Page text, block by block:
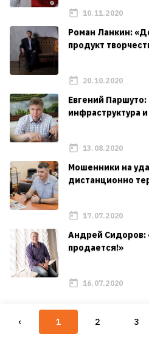
10.11.2020
Роман Ланкин:
продукт
20.10.2020
Евгений
инфраструктура
13.08.2020
Мошенники на
дистанционно
17.07.2020
Андрей Сидоров:
продается!»
16.07.2020
‹ 1 2 3